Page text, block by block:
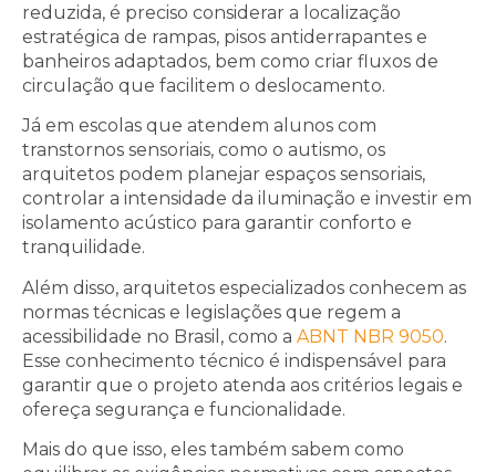
reduzida, é preciso considerar a localização
estratégica de rampas, pisos antiderrapantes e
banheiros adaptados, bem como criar fluxos de
circulação que facilitem o deslocamento.
Já em escolas que atendem alunos com
transtornos sensoriais, como o autismo, os
arquitetos podem planejar espaços sensoriais,
controlar a intensidade da iluminação e investir em
isolamento acústico para garantir conforto e
tranquilidade.
Além disso, arquitetos especializados conhecem as
normas técnicas e legislações que regem a
acessibilidade no Brasil, como a ABNT NBR 9050.
Esse conhecimento técnico é indispensável para
garantir que o projeto atenda aos critérios legais e
ofereça segurança e funcionalidade.
Mais do que isso, eles também sabem como